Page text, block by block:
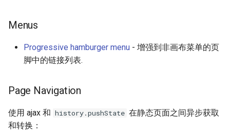
Menus
Progressive hamburger menu - 增强到非画布菜单的页
脚中的链接列表.
Page Navigation
使用 ajax 和 history.pushState 在静态页面之间异步获取
和转换：